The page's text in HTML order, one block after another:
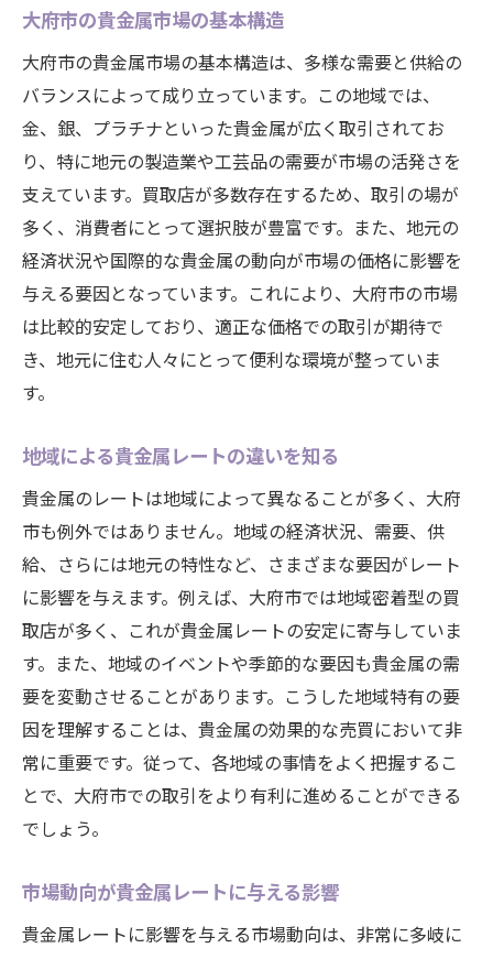
大府市での歴史的な市場動向
地元イベントがレートに与える影響
地域文化と貴金属の関係性
ケーススタディ：大府市の貴金属市場
地域特有の要因が及ぼす具体的な影響
市場予測における地域要因の取り入れ方
貴金属の売買を有利に進めるために知っておき
たい大府市のレート事情
現地の専門家が語る貴金属取引のコツ
大府市でのレート情報の入手方法
地元の買取業者をうまく活用する方法
貴金属レートの変動を予測する方法
地元エリアの未公開情報から学ぶ大府市の貴金
属市場の最新動向
未公開情報を集めるためのネットワーク
最新動向を把握するための情報源
大府市の貴金属市場で注目すべきポイント
情報収集がもたらす売買の利点
貴金属市場のトレンドを読み解く
地元情報を活かして貴金属取引を成功させ
おくべきレートのポイント
貴金属取引で押さえておきたい基礎知識
大府市の貴金属市場の基本構造
大府市の貴金属市場の基本構造は、多様な需要と供給の
バランスによって成り立っています。この地域では、
金、銀、プラチナといった貴金属が広く取引されてお
り、特に地元の製造業や工芸品の需要が市場の活発さを
支えています。買取店が多数存在するため、取引の場が
多く、消費者にとって選択肢が豊富です。また、地元の
経済状況や国際的な貴金属の動向が市場の価格に影響を
与える要因となっています。これにより、大府市の市場
は比較的安定しており、適正な価格での取引が期待で
き、地元に住む人々にとって便利な環境が整っていま
す。
地域による貴金属レートの違いを知る
貴金属のレートは地域によって異なることが多く、大府
市も例外ではありません。地域の経済状況、需要、供
給、さらには地元の特性など、さまざまな要因がレート
に影響を与えます。例えば、大府市では地域密着型の買
取店が多く、これが貴金属レートの安定に寄与していま
す。また、地域のイベントや季節的な要因も貴金属の需
要を変動させることがあります。こうした地域特有の要
因を理解することは、貴金属の効果的な売買において非
常に重要です。従って、各地域の事情をよく把握するこ
とで、大府市での取引をより有利に進めることができる
でしょう。
市場動向が貴金属レートに与える影響
貴金属レートに影響を与える市場動向は、非常に多岐に